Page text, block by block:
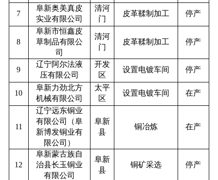
7
阜新奥美真皮
实业有限公司
清河
门
皮革鞣制加工 停产
8
阜新市恒鑫皮
草制品有限公
司
清河
门
皮革鞣制加工 停产
9
辽宁阿尔法液
压有限公司
开发
区
设置电镀车间 停产
10
阜新力劲北方
机械有限公司
太平
区
设置电镀车间 在产
11
辽宁远东铜业
有限公司（阜
新博发铜业有
限公司）
阜新
县
铜冶炼 在产
12
阜新蒙古族自
治县长玉铜业
有限公司
阜新
县
铜矿采选 停产